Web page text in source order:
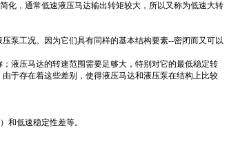
化，通常低速液压马达输出转矩较大，所以又称为低速大转
泵工况。因为它们具有同样的基本结构要素--密闭而又可以
液压马达的转速范围需要足够大，特别对它的最低稳定转
于存在着这些差别，使得液压马达和液压泵在结构上比较
和低速稳定性差等。